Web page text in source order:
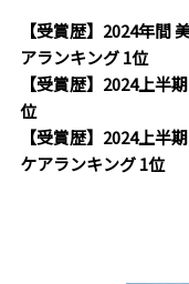
【受賞歴】2024年間
アランキング 1位
【受賞歴】2024上半
位
【受賞歴】2024上半
ケアランキング 1位